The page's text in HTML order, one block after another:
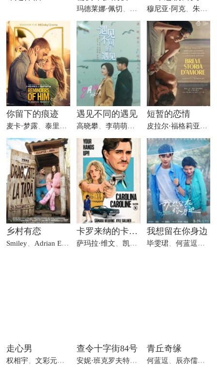
玛德莱娜·佩切 雅各布·西皮奥、麦迪逊·贝
穆尼亚·阿克、 朱莉娅·卡萨
你留下的痕迹
麦卡·梦露 、泰里克·威瑟斯 、 布莱德利·惠特福德
遇见不同的遇见
高晓攀、 李萌萌、 李明
短暂的恋情
皮拉尔·福格莉亚蒂
乡村有恋
Smiley Adrian Elicopter 、Iorga
卡罗来纳的卡罗琳
萨玛拉·维文 凯尔·加尔纳 、凯拉·塞吉维克
我想留在你身边
毕雯珺、 何蓝逗、
走心男
权相宇 、文彩元、 金敍宪
查令十字街84号
安妮·班克罗夫特
、 安东尼·霍普金斯、朱迪·
青丘奇缘
何蓝逗 辰亦儒、